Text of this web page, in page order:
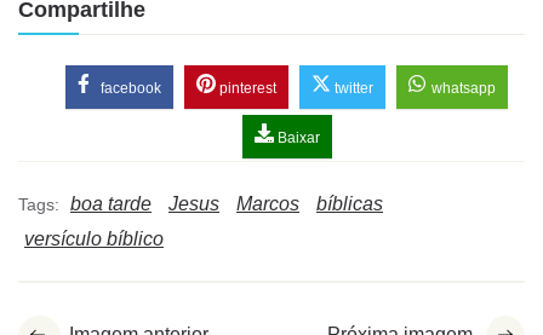
Compartilhe
facebook pinterest twitter whatsapp
Baixar
Tags: boa tarde Jesus Marcos
bíblicas
versículo bíblico